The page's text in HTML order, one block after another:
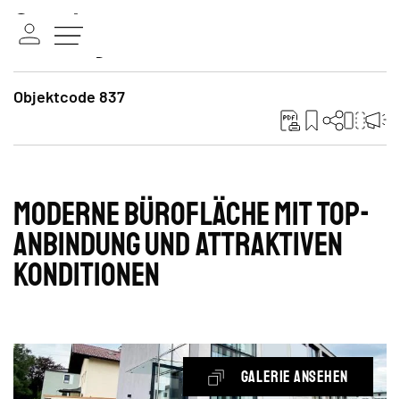
Objektcode 837
Moderne Bürofläche mit Top-
Anbindung und attraktiven
Konditionen
Galerie ansehen